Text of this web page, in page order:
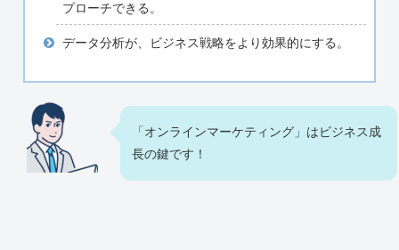
プローチできる。
データ分析が、ビジネス戦略をより効果的にする。
「オンラインマーケティング」はビジネス成
長の鍵です！